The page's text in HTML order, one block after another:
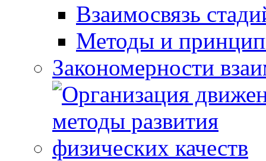
Взаимосвязь
Методы и
Закономерности